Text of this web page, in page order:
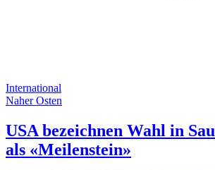
International
Naher Osten
USA bezeichnen Wahl in
als «Meilenstein»